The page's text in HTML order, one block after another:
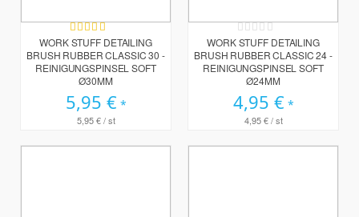
Bewertung:
100%
WORK STUFF DETAILING
BRUSH RUBBER CLASSIC 30 -
REINIGUNGSPINSEL SOFT
Ø30MM
5,95 €
5,95 €/ st
Rating:
0%
WORK STUFF DETAILING
BRUSH RUBBER CLASSIC 24 -
REINIGUNGSPINSEL SOFT
Ø24MM
4,95 €
4,95 €/ st